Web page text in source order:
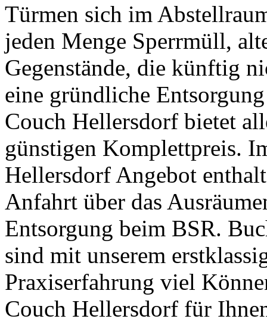
Türmen sich im
jeden Menge Sperrmüll,
Gegenstände, die künftig
eine gründliche
Couch Hellersdorf bietet
günstigen Komplettpreis.
Hellersdorf Angebot
Anfahrt über das
Entsorgung beim BSR.
sind mit unserem
Praxiserfahrung viel
Couch Hellersdorf für